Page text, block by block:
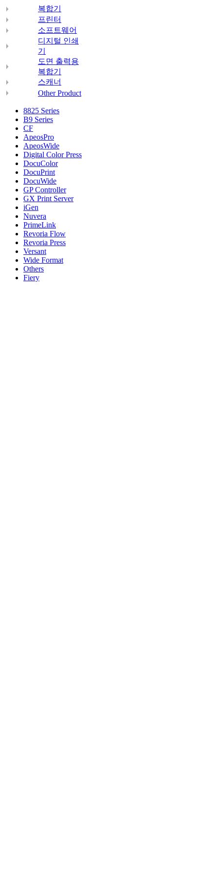
복합기
프린터
소프트웨어
디지털 인쇄
기
도면 출력용
복합기
스캐너
Other Product
8825 Series
B9 Series
CF
ApeosPro
ApeosWide
Digital Color Press
DocuColor
DocuPrint
DocuWide
GP Controller
GX Print Server
iGen
Nuvera
PrimeLink
Revoria Flow
Revoria Press
Versant
Wide Format
Others
Fiery